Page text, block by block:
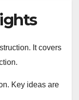
It covers
Key ideas are